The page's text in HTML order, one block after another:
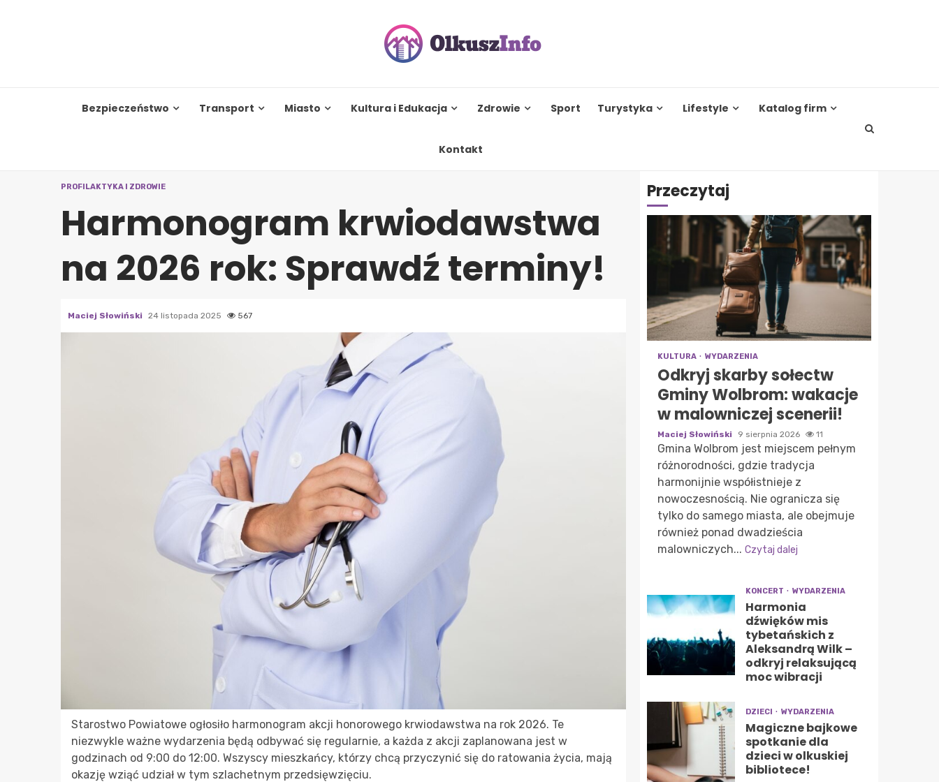
Bezpieczeństwo Transport Miasto Kultura i Edukacja Zdrowie Sport Turystyka Lifestyle Katalog firm
Kontakt
PROFILAKTYKA I ZDROWIE
Harmonogram krwiodawstwa
na 2026 rok: Sprawdź terminy!
Maciej Słowiński 24 listopada 2025 567
Starostwo Powiatowe ogłosiło harmonogram akcji honorowego krwiodawstwa na rok 2026. Te
niezwykle ważne wydarzenia będą odbywać się regularnie, a każda z akcji zaplanowana jest w
godzinach od 9:00 do 12:00. Wszyscy mieszkańcy, którzy chcą przyczynić się do ratowania życia, mają
okazję wziąć udział w tym szlachetnym przedsięwzięciu.
Przeczytaj
KULTURA WYDARZENIA
Odkryj skarby sołectw
Gminy Wolbrom: wakacje
w malowniczej scenerii!
Maciej Słowiński 9 sierpnia 2026 11
Gmina Wolbrom jest miejscem pełnym
różnorodności, gdzie tradycja
harmonijnie współistnieje z
nowoczesnością. Nie ogranicza się
tylko do samego miasta, ale obejmuje
również ponad dwadzieścia
malowniczych... Czytaj dalej
KONCERT WYDARZENIA
Harmonia
dźwięków mis
tybetańskich z
Aleksandrą Wilk –
odkryj relaksującą
moc wibracji
DZIECI WYDARZENIA
Magiczne bajkowe
spotkanie dla
dzieci w olkuskiej
bibliotece!